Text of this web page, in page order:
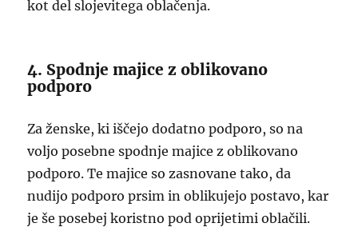
kot del slojevitega oblačenja.
4. Spodnje majice z oblikovano
podporo
Za ženske, ki iščejo dodatno podporo, so na
voljo posebne spodnje majice z oblikovano
podporo. Te majice so zasnovane tako, da
nudijo podporo prsim in oblikujejo postavo, kar
je še posebej koristno pod oprijetimi oblačili.